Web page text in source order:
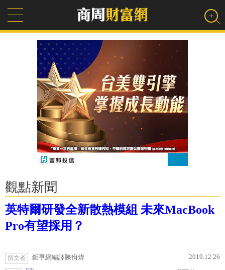
觀點新聞
英特爾研發全新散熱模組 未來MacBook
Pro有望採用？
撰文者 鉅亨網編譯陳佾煒 2019.12.26